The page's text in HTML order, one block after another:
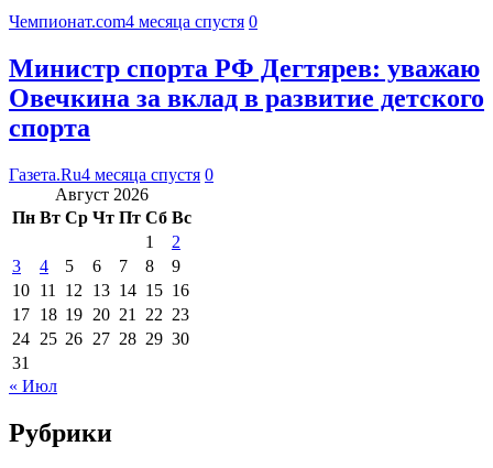
Чемпионат.com4 месяца спустя 0
Министр спорта РФ Дегтярев: уважаю
Овечкина за вклад в развитие детского
спорта
Газета.Ru4 месяца спустя 0
Август 2026
Пн Вт Ср Чт Пт Сб Вс
1
2
3
4 5 6 7 8
9
10 11 12 13 14 15 16
17 18 19 20 21 22 23
24 25 26 27 28 29 30
31
« Июл
Рубрики